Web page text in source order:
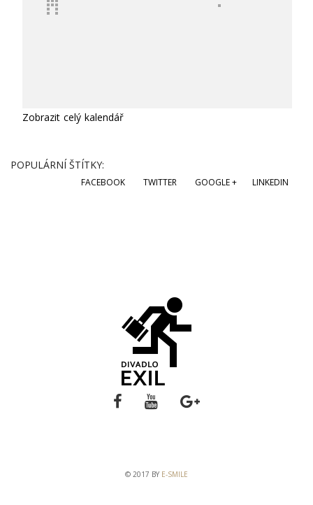
Zobrazit celý kalendář
POPULÁRNÍ ŠTÍTKY:
FACEBOOK TWITTER GOOGLE + LINKEDIN
© 2017 BY E-SMILE